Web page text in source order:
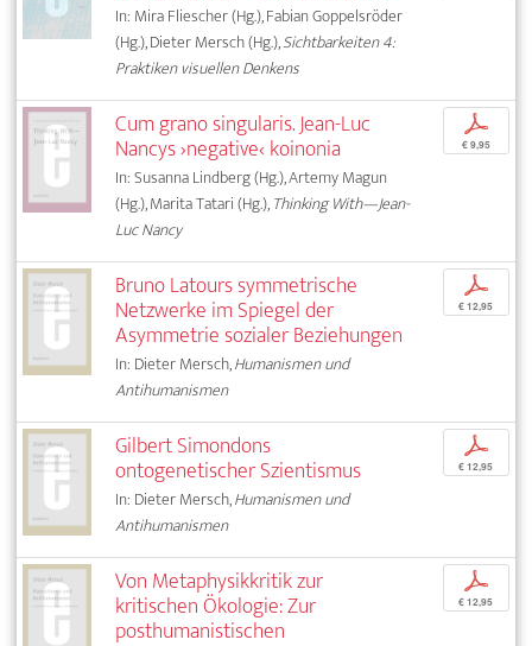
In: Mira Fliescher (Hg.), Fabian Goppelsröder
(Hg.), Dieter Mersch (Hg.),Sichtbarkeiten 4:
Praktiken visuellen Denkens
Cum grano singularis. Jean-Luc
Nancys ›negative‹ koinonia
In: Susanna Lindberg (Hg.), Artemy Magun
(Hg.), Marita Tatari (Hg.),Thinking With—Jean-
Luc Nancy
p
€ 9,95
Bruno Latours symmetrische
Netzwerke im Spiegel der
Asymmetrie sozialer Beziehungen
In: Dieter Mersch,Humanismen und
Antihumanismen
p
€ 12,95
Gilbert Simondons
ontogenetischer Szientismus
In: Dieter Mersch,Humanismen und
Antihumanismen
p
€ 12,95
Von Metaphysikkritik zur
kritischen Ökologie: Zur
posthumanistischen
p
€ 12,95